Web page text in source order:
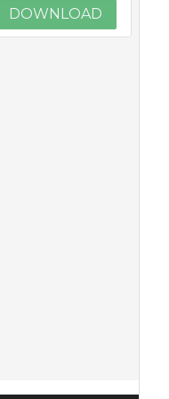
DOWNLOAD